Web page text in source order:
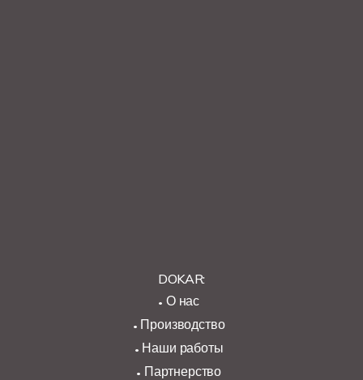
DOKAR:
О нас
Производство
Наши работы
Партнерство